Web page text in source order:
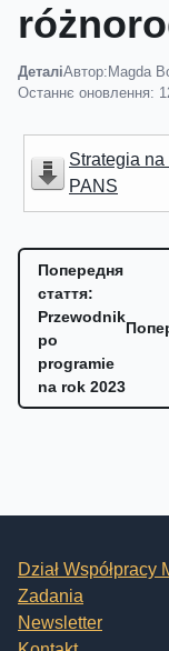
ДеталіАвтор: Magda
Останнє оновлення:
Strategia na
PANS
Попередня
стаття:
Przewodnik
po
programie
na rok 2023
Dział
Zadania
Newsletter